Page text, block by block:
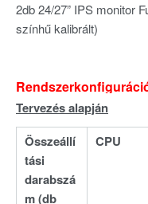
2db 24/27” IPS monitor
színhű kalibrált)
Tervezés alapján
Összeállí
tási
darabszá
m (db
CPU